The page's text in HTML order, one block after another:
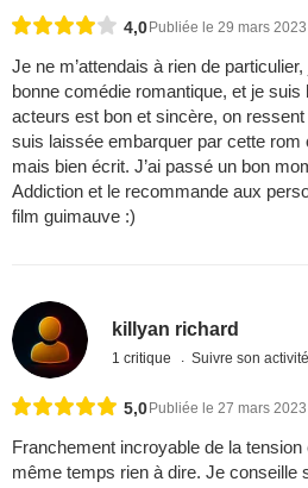
4,0 Publiée le 29 mars 2023
Je ne m’attendais à rien de
bonne comédie romantique, et je suis
acteurs est bon et sincère, on ressent
suis laissée embarquer par cette
mais bien écrit. J’ai passé un bon
Addiction et le recommande aux
film guimauve :)
killyan richard
1 critique Suivre son activité
5,0Publiée le 27 mars 2023
Franchement incroyable de la
même temps rien à dire. Je conseille